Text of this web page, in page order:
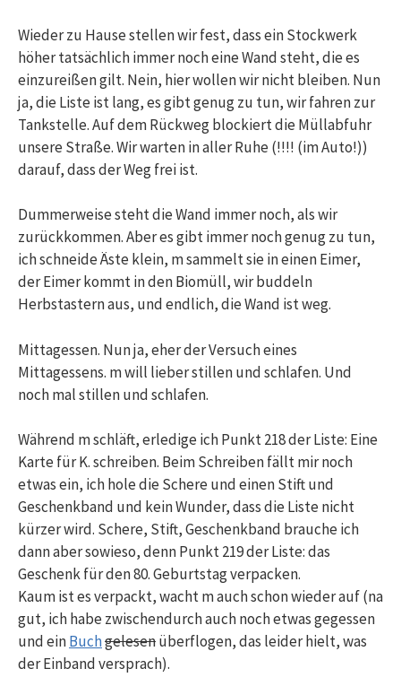
Wieder zu Hause stellen wir fest, dass ein Stockwerk
höher tatsächlich immer noch eine Wand steht, die es
einzureißen gilt. Nein, hier wollen wir nicht bleiben. Nun
ja, die Liste ist lang, es gibt genug zu tun, wir fahren zur
Tankstelle. Auf dem Rückweg blockiert die Müllabfuhr
unsere Straße. Wir warten in aller Ruhe (!!!! (im Auto!))
darauf, dass der Weg frei ist.
Dummerweise steht die Wand immer noch, als wir
zurückkommen. Aber es gibt immer noch genug zu tun,
ich schneide Äste klein, m sammelt sie in einen Eimer,
der Eimer kommt in den Biomüll, wir buddeln
Herbstastern aus, und endlich, die Wand ist weg.
Mittagessen. Nun ja, eher der Versuch eines
Mittagessens. m will lieber stillen und schlafen. Und
noch mal stillen und schlafen.
Während m schläft, erledige ich Punkt 218 der Liste: Eine
Karte für K. schreiben. Beim Schreiben fällt mir noch
etwas ein, ich hole die Schere und einen Stift und
Geschenkband und kein Wunder, dass die Liste nicht
kürzer wird. Schere, Stift, Geschenkband brauche ich
dann aber sowieso, denn Punkt 219 der Liste: das
Geschenk für den 80. Geburtstag verpacken.
Kaum ist es verpackt, wacht m auch schon wieder auf (na
gut, ich habe zwischendurch auch noch etwas gegessen
und einBuchgelesenüberflogen, das leider hielt, was
der Einband versprach).